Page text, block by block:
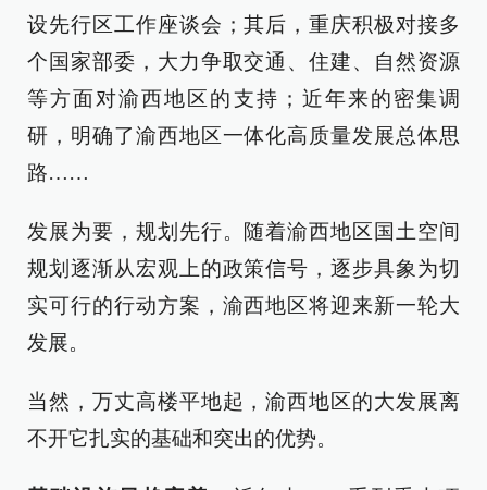
设先行区工作座谈会；其后，重庆积极对接多
个国家部委，大力争取交通、住建、自然资源
等方面对渝西地区的支持；近年来的密集调
研，明确了渝西地区一体化高质量发展总体思
路……
发展为要，规划先行。随着渝西地区国土空间
规划逐渐从宏观上的政策信号，逐步具象为切
实可行的行动方案，渝西地区将迎来新一轮大
发展。
当然，万丈高楼平地起，渝西地区的大发展离
不开它扎实的基础和突出的优势。